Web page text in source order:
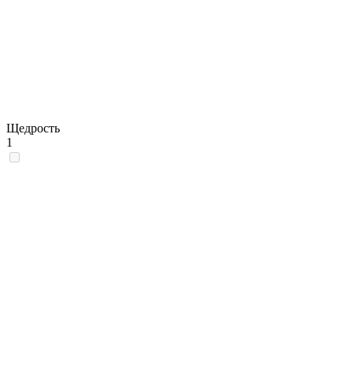
Щедрость
1